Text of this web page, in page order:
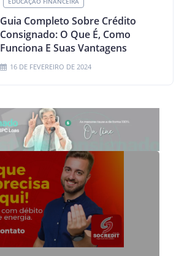
Guia Completo Sobre Crédito
Consignado: O Que É, Como
Funciona E Suas Vantagens
16 DE FEVEREIRO DE 2024